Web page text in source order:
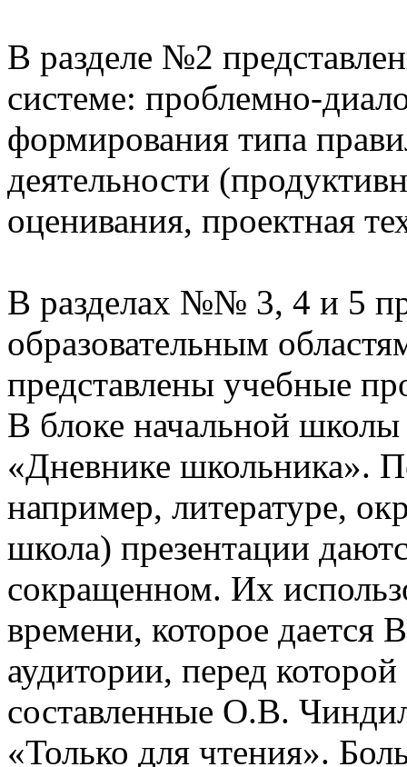
В разделе №2
системе: проблемно-
формирования типа
деятельности
оценивания, проектная
В разделах №№ 3, 4 и 5
образовательным
представлены учебные
В блоке начальной
«Дневнике школьника».
например, литературе,
школа) презентации
сокращенном. Их
времени, которое дается
аудитории, перед
составленные О.В.
«Только для чтения».